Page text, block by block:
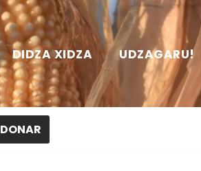
DIDZA XIDZA UDZAGARU!
DONAR